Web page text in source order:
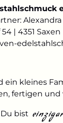
Alexandra
| 4351
ein kleines
fertigen und
Du bist